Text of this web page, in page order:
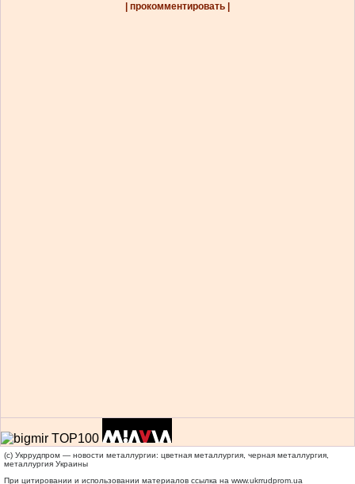
| прокомментировать |
(c) Укррудпром — новости металлургии: цветная металлургия, черная металлургия,
металлургия Украины
При цитировании и использовании материалов ссылка на www.ukrrudprom.ua